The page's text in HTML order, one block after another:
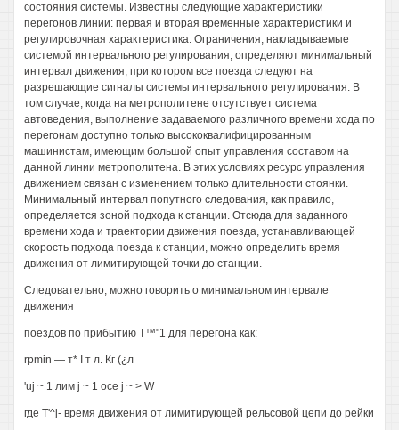
состояния системы. Известны следующие характеристики
перегонов линии: первая и вторая временные характеристики и
регулировочная характеристика. Ограничения, накладываемые
системой интервального регулирования, определяют минимальный
интервал движения, при котором все поезда следуют на
разрешающие сигналы системы интервального регулирования. В
том случае, когда на метрополитене отсутствует система
автоведения, выполнение задаваемого различного времени хода по
перегонам доступно только высококвалифицированным
машинистам, имеющим большой опыт управления составом на
данной линии метрополитена. В этих условиях ресурс управления
движением связан с изменением только длительности стоянки.
Минимальный интервал попутного следования, как правило,
определяется зоной подхода к станции. Отсюда для заданного
времени хода и траектории движения поезда, устанавливающей
скорость подхода поезда к станции, можно определить время
движения от лимитирующей точки до станции.
Следовательно, можно говорить о минимальном интервале
движения
поездов по прибытию Т™"1 для перегона как:
rpmin — т* I т л. Кг (¿л
'uj ~ 1 лим j ~ 1 осе j ~ > W
где T'^j- время движения от лимитирующей рельсовой цепи до рейки